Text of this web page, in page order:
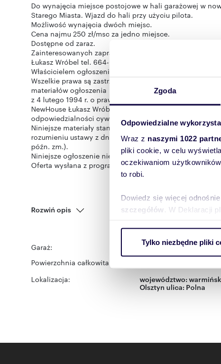
Zgoda
Odpowiedzialne
Wraz z naszymi 1022
pliki cookie, w celu
oczekiwaniom
to robi.
Dowiedz się więcej
szczegółów . W Deklaracji
ruch w naszej witrynie.
reklamowym i
uzyskanymi podczas
Tylko niezbędne pliki
Do wynajęcia miejsce postojowe w hali garażowej w
Starego Miasta. Wjazd do hali przy użyciu pilota.
Możliwość wynajęcia dwóch miejsc.
Cena najmu 250 zł/msc za jedno miejsce.
Dostępne od zaraz.
Zainteresowanych zapraszam do kontaktu!
Łukasz Wróbel tel. 664-031-061
Właścicielem ogłoszenia wraz z jej elementami jest
Wszelkie prawa są zastrzeżone, kopiowanie,
materiałów ogłoszenia w jakikolwiek inny sposób
z 4 lutego 1994 r. o prawie autorskim i prawach
NewHouse Łukasz Wróbel lub podmiotów
odpowiedzialności cywilnej oraz karnej.
Niniejsze materiały stanowią tajemnicę firmy
rozumieniu ustawy z dnia 16 kwietnia 1993 r. o
późn. zm.).
Niniejsze ogłoszenie nie stanowi oferty w rozumieniu
Oferta wysłana z programu dla biur nieruchomości
Rozwiń opis
Garaż: na wynajem
Powierzchnia całkowita:
Lokalizacja: województwo:
Olsztyn ulica: Polna